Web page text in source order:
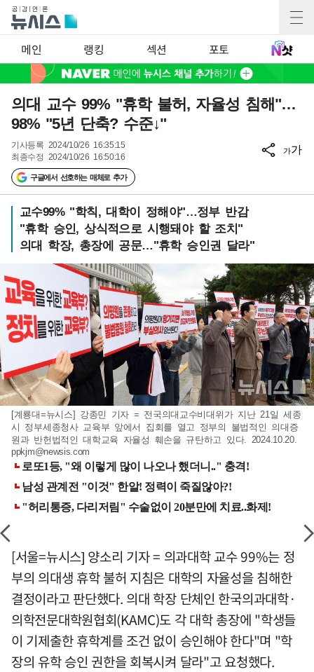
메인 랭킹 섹션 포토
의대 교수 99% "휴학 불허, 자율성 침해"…
98% "5년 단축? 수준↓"
기사등록 2024/10/26 16:35:15
최종수정 2024/10/26 16:50:16
구글에서 선호하는 매체로 추가
가가
교수99% "학칙, 대학이 정해야"…정부 반감
"휴학 승인, 상식적으로 시행돼야 할 조치"
의대 학장, 총장에 공문…"휴학 승인권 달라"
[계룡대=뉴시스] 강종민 기자 = 전국의대교수비대위가 지난 21일 세종
시 정부세종청사 교육부 앞에서 집회를 열고 정부의 불법적인 의대증
원과 반헌법적인 대학교육 자율성 훼손을 규탄하고 있다. 2024.10.20.
ppkjm@newsis.com
[서울=뉴시스] 양소리 기자 = 의과대학 교수 99%는 정
부의 의대생 휴학 불허 지침은 대학의 자율성을 침해한
결정이라고 판단했다. 의대 학장 단체인 한국의과대학·
의학전문대학원협회(KAMC)도 각 대학 총장에 "학생들
이 기제출한 휴학계를 조건 없이 승인해야 한다"며 "학
장의 유학 승인 권한을 회복시켜 달라"고 요청했다.